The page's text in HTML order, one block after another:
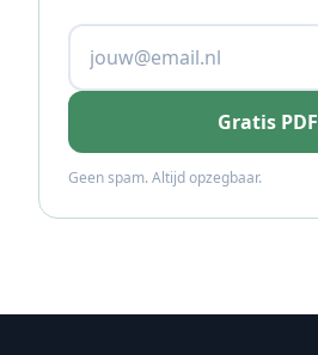
Gratis PDF
Geen spam. Altijd opzegbaar.